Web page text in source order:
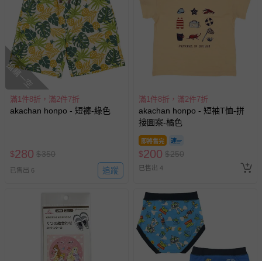
其他常見問題：
運送服務：目前提供的運送僅限台灣本島。如您位於離島地
區，可能會無法配送，或須依據商品需加收離島運費。廠商
亦保留出貨與否的權利。離島、偏遠地區、樓層親送等加價
費用，可能會另需加收。
商品實際的配達日期，可於訂單個人資料內的查詢訂單內，
已出貨通知之訊息為主。
情形，您可申請更換新品或退貨，請見：
若您對於會員帳號、商品訂購與資訊、購物流程、付款方
式、折價券與購物金的使用、退貨及商品運送方式等有疑
預購商品：預購為海外同步代購，遇缺貨即會通知媽咪並協
助取消退款事宜。
商品如因「價格、組合」等錯誤原因，導致無法安排出貨，
會主動以簡訊及mail通知訂單取消事宜，並將提供適當補
搶購一空
滿1件8折，滿2件7折
akachan honpo - 短褲-綠色
$280 $350
已售出 6 追蹤
滿1件8折，滿2件7折
akachan honpo - 短袖T恤-拼
接圖案-橘色
即將售完
$200 $250
已售出 4